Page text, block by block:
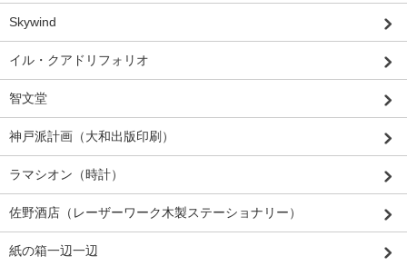
Skywind
イル・クアドリフォリオ
智文堂
神戸派計画（大和出版印刷）
ラマシオン（時計）
佐野酒店（レーザーワーク木製ステーショナリー）
紙の箱一辺一辺